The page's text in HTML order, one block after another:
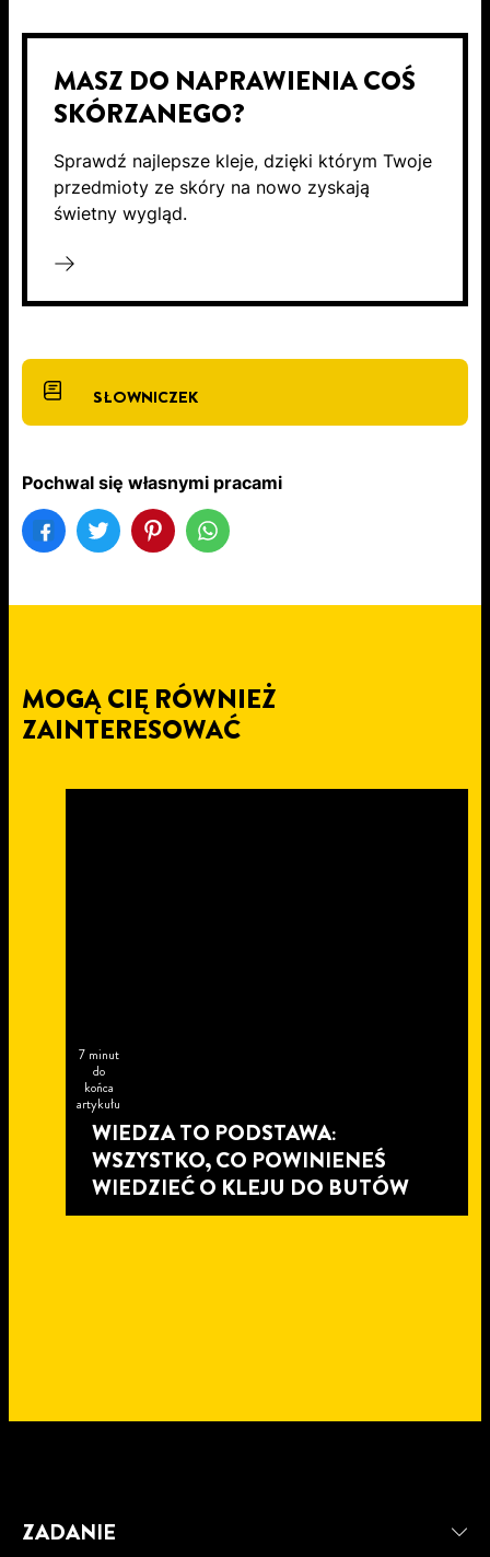
MASZ DO NAPRAWIENIA COŚ
SKÓRZANEGO?
Sprawdź najlepsze kleje, dzięki którym Twoje
przedmioty ze skóry na nowo zyskają
świetny wygląd.
SŁOWNICZEK
Pochwal się własnymi pracami
MOGĄ CIĘ RÓWNIEŻ
ZAINTERESOWAĆ
7 minut
do
końca
artykułu
WIEDZA TO PODSTAWA:
WSZYSTKO, CO POWINIENEŚ
WIEDZIEĆ O KLEJU DO BUTÓW
do
końca
6 minut
do
ZADANIE